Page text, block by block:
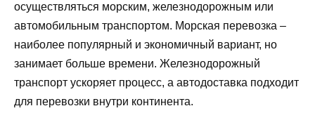
осуществляться морским, железнодорожным или
автомобильным транспортом. Морская перевозка –
наиболее популярный и экономичный вариант, но
занимает больше времени. Железнодорожный
транспорт ускоряет процесс, а автодоставка подходит
для перевозки внутри континента.